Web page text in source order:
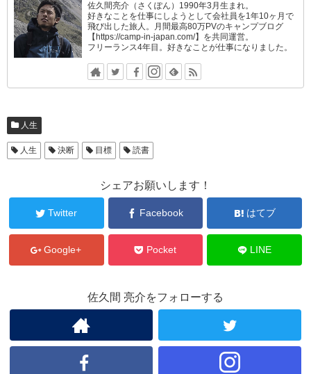
佐久間亮介（さくぽん）1990年3月生まれ。
好きなことを仕事にしようとして会社員を1年10ヶ月で
飛び出した旅人。月間最高80万PVのキャンプブログ
【https://camp-in-japan.com/】を共同運営。
フリーランス4年目。好きなことが仕事になりました。
人生
人生 決断 目標 読書
シェアお願いします！
Twitter Facebook はてブ
Google+ Pocket LINE
佐久間 亮介をフォローする